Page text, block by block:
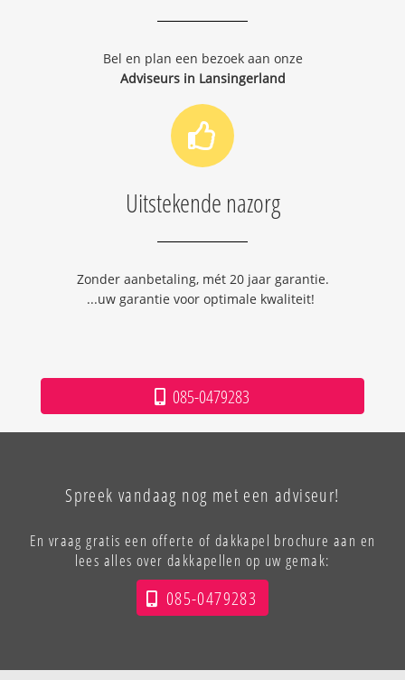
Bel en plan een bezoek aan onze
Adviseurs in Lansingerland
Uitstekende nazorg
Zonder aanbetaling, mét 20 jaar garantie.
...uw garantie voor optimale kwaliteit!
085-0479283
Spreek vandaag nog met een adviseur!
En vraag gratis een offerte of dakkapel brochure aan en
lees alles over dakkapellen op uw gemak:
085-0479283